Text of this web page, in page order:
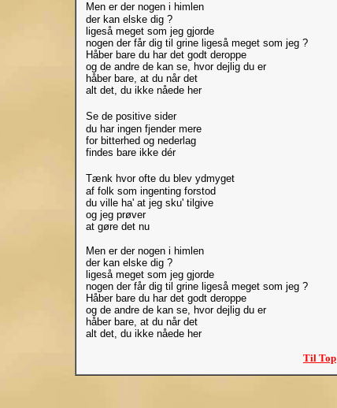
Men er der nogen i himlen
der kan elske dig ?
ligeså meget som jeg gjorde
nogen der får dig til grine ligeså meget som jeg ?
Håber bare du har det godt deroppe
og de andre de kan se, hvor dejlig du er
håber bare, at du når det
alt det, du ikke nåede her
Se de positive sider
du har ingen fjender mere
for bitterhed og nederlag
findes bare ikke dér
Tænk hvor ofte du blev ydmyget
af folk som ingenting forstod
du ville ha' at jeg sku' tilgive
og jeg prøver
at gøre det nu
Men er der nogen i himlen
der kan elske dig ?
ligeså meget som jeg gjorde
nogen der får dig til grine ligeså meget som jeg ?
Håber bare du har det godt deroppe
og de andre de kan se, hvor dejlig du er
håber bare, at du når det
alt det, du ikke nåede her
Til Top